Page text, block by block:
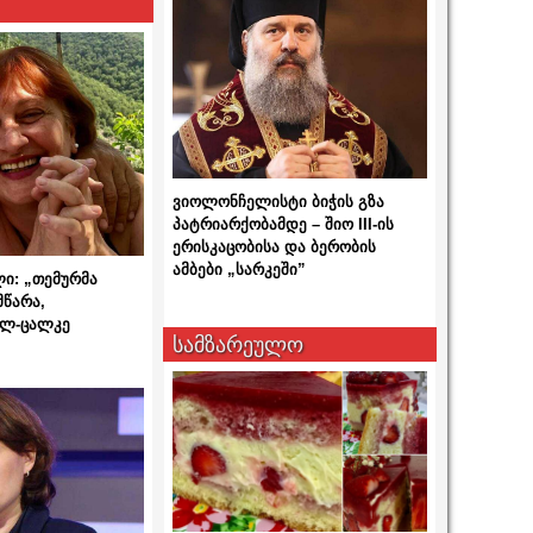
„თემურმა
ცალკე
ვიოლონჩელისტი ბიჭის გზა
პატრიარქობამდე – შიო III-ის
ერისკაცობისა და ბერობის
ამბები „სარკეში”
სამზარეულო